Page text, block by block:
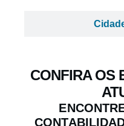
CONFIRA OS